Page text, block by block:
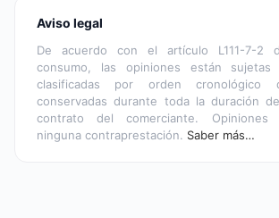
Aviso legal
De acuerdo con el artículo L111-7-2
consumo, las opiniones están
clasificadas por orden cronológico
conservadas durante toda la duración
contrato del comerciante. Opiniones
ninguna contraprestación. Saber más…